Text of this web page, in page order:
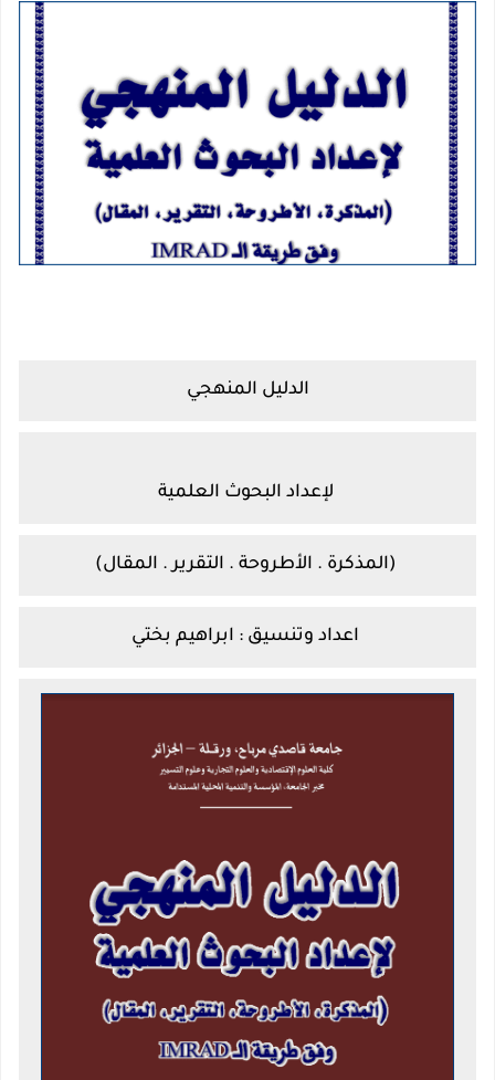
الدليل المنهجي
لإعداد البحوث العلمية
(المذكرة . الأطروحة . التقرير . المقال)
اعداد وتنسيق : ابراهيم بختي